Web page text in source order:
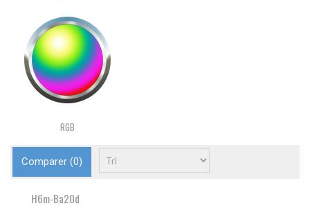
RGB
Comparer (0)
H6m-Ba20d